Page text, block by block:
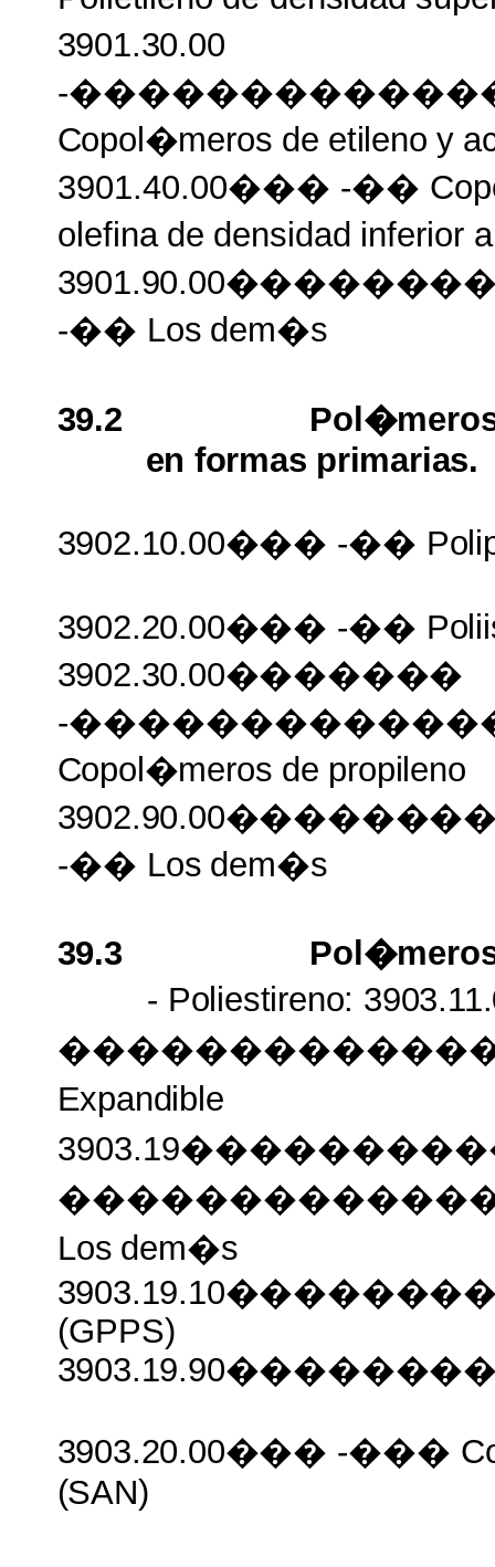
3901.30.00
-
Copol�meros de etileno y
3901.40.00��� -��
olefina de densidad inferior a
-�� Los dem�s
39.2
en formas primarias.
3902.10.00��� -��
3902.20.00��� -��
3902.30.00�������
-
Copol�meros de propileno
-�� Los dem�s
39.3
- Poliestireno:
Expandible
Los dem�s
(GPPS)
3903.20.00��� -���
(SAN)